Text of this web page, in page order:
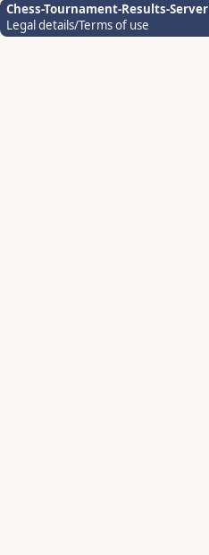
Chess-Tournament-Results-Server
Legal details/Terms of use